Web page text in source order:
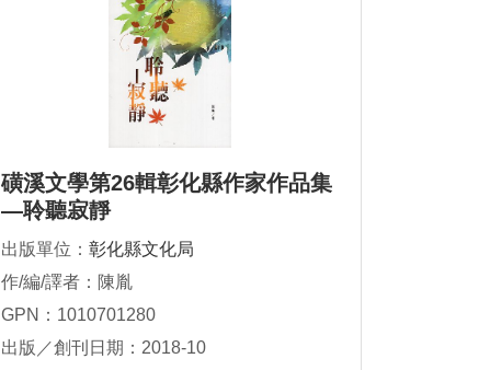
磺溪文學第26輯彰化縣作家作品集
—聆聽寂靜
出版單位： 彰化縣文化局
作/編/譯者：陳胤
GPN：1010701280
出版／創刊日期：2018-10